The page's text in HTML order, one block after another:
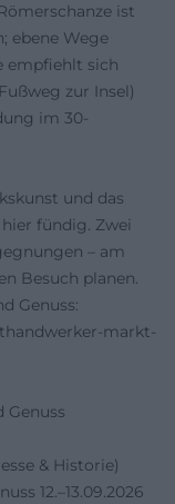
ist
ebene Wege
empfiehlt sich
zur Insel)
im 30-
und das
fündig. Zwei
– am
Besuch planen.
Genuss:
markt-
Genuss
& Historie)
12.–13.09.2026